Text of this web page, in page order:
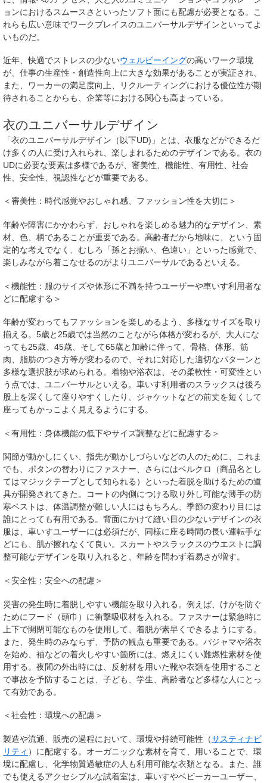
ョンにおけるスムースさといったソフト面にも配慮が必要となる。こ
れらも広い意味でワークプレイスのユニバーサルデザインといってよ
いものだ。
近年、快適でストレスの少ないウェルビーイングの高いワーク環境
が、仕事の生産性・創造性向上に大きな効果があることが実証され、
また、ワーカーの満足度向上、リクルーティングにおける優位性が期
待されることからも、企業等における関心も高まっている。
衣のユニバーサルデザイン
「衣のユニバーサルデザイン（以下UD)」とは、衣服などができるだ
け多くの人に受け入れられ、楽しまれるためのデザインである。衣の
UDに必要な要素は多様であるが、審美性、機能性、有用性、社会
性、安全性、視認性などが重要である。
＜審美性：時代感覚やおしゃれ感、ファッション性を大切に＞
年齢や障害にかかわらず、おしゃれを楽しめる魅力的なデザイン、素
材、色、柄であることが重要である。高齢者だから地味に、という固
定的な考えでなく、むしろ「孫とお揃い、色違い」といった感覚で、
楽しみながら着こなせるのがよりユニバーサルであるといえる。
＜機能性：服のサイズや体形に不満を持つユーザーや車いす利用者な
どに配慮する＞
年齢が変わってもファッションを楽しめるよう、多様なサイズを取り
揃える。5歳と25歳では当然のことながら体格が変わるが、大人にな
っても25歳、45歳、そして65歳と加齢に伴って、骨格、体形、筋
肉、脂肪のつき方等が変わるので、それに対応した適切なパターンと
多様な選択肢が求められる。着物や浴衣は、その柔軟性・可変性とい
う点では、ユニバーサルといえる。車いす利用者のスラックスは後ろ
股上を深くして座りやすくしたり、ジャケットなどの前丈を短くして
座ってもかっこよく見えるようにする。
＜有用性：身体機能の低下やサイズ調整などに配慮する＞
関節が動かしにくい、指先が動かしづらいなどの人のために、これま
でも、ボタンの替わりにファスナー、さらにはベルクロ（商品名とし
てはマジックテープとして知られる）といった着脱を助けるための道
具が開発されてきた。コートの内側につける取り外し可能な薄手の防
寒ベストは、体温調整が難しい人にはもちろん、季節の変わり目には
誰にとっても有用である。背面にかけて縫い目の少ないデザインの衣
服は、車いすユーザーには必須だが、同様に座る時間の長い運転手な
どにも、肌が擦れなくて良い。スカートやスラックスのウエストに調
整可能なデザインを取り入れると、年齢を問わず着易さが増す。
＜安全性：安全への配慮＞
災害の発生時に着脱しやすい機能を取り入れる。例えば、けがを防ぐ
ためにフード（頭巾）に衝撃吸収材を入れる。ファスナーは緊急時に
上下で開閉可能なものを使用して、着脱が素早くできるようにする。
また、発生時のみならず、予防の観点も重要である。パジャマや浴衣
を始め、袖などの着火しやすい箇所には、燃えにくい難燃性素材を使
用する。夜間の外出時には、反射材を用いた靴や衣類を使用すること
で事故を予防することは、子ども、学生、高齢者など多様な人にとっ
て有効である。
＜社会性：環境への配慮＞
製造や流通、販売の過程において、環境や持続可能性（サスティナビ
リティ ）に配慮する。オーガニックな素材を育て、用いることで、環
境に配慮し、化学物質過敏症の人も利用可能な衣類となる。また、誰
でも使えるアクセシブルな試着室は、車いすやベビーカーユーザー、